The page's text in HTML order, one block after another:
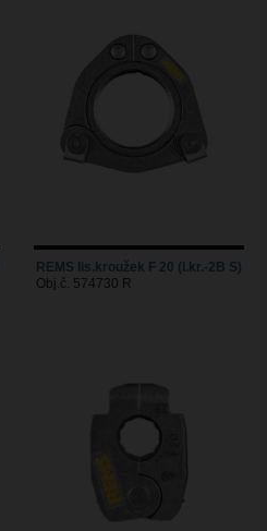
REMS lis.kroužek F 20 (l.kr.-2B S)
Obj.č. 574730 R